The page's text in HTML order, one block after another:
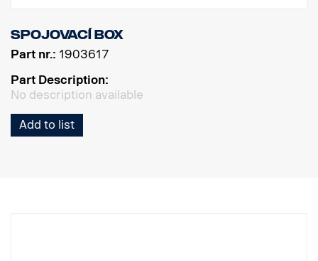
Spojovací box
Part nr.: 1903617
Part Description:
No description available
Add to list